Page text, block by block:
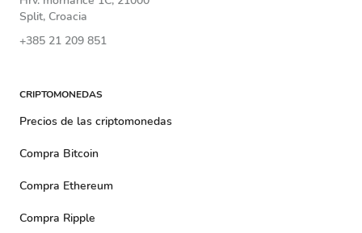
Split, Croacia
+385 21 209 851
CRIPTOMONEDAS
Precios de las criptomonedas
Compra Bitcoin
Compra Ethereum
Compra Ripple